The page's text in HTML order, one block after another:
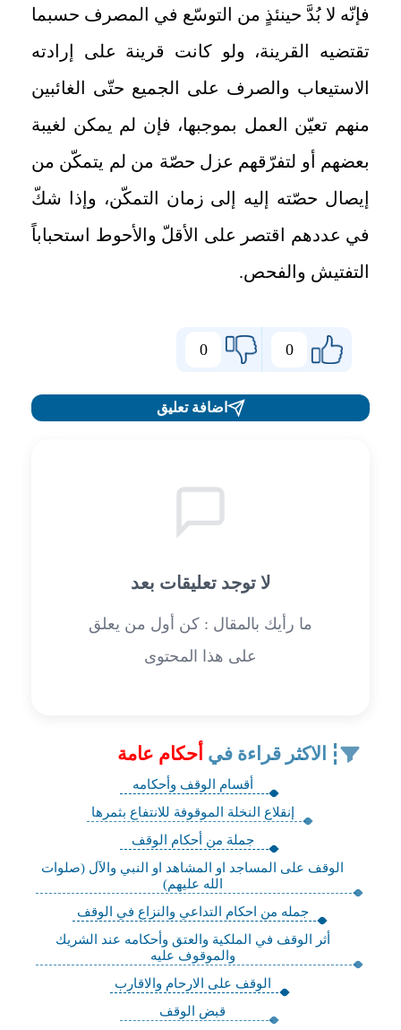
فإنّه لا بُدَّ حينئذٍ من التوسّع في المصرف حسبما
تقتضيه القرينة، ولو كانت قرينة على إرادته
الاستيعاب والصرف على الجميع حتّى الغائبين
منهم تعيّن العمل بموجبها، فإن لم يمكن لغيبة
بعضهم أو لتفرّقهم عزل حصّة من لم يتمكّن من
إيصال حصّته إليه إلى زمان التمكّن، وإذا شكّ
في عددهم اقتصر على الأقلّ والأحوط استحباباً
التفتيش والفحص.
0
0
اضافة تعليق
لا توجد تعليقات بعد
ما رأيك بالمقال : كن أول من يعلق
على هذا المحتوى
الاكثر قراءة في أحكام عامة
أقسام الوقف وأحكامه
إنقلاع النخلة الموقوفة للانتفاع بثمرها
جملة من أحكام الوقف
الوقف على المساجد او المشاهد او النبي والآل (صلوات
الله عليهم)
جمله من احكام التداعي والنزاع في الوقف
أثر الوقف في الملكية والعتق وأحكامه عند الشريك
والموقوف عليه
الوقف على الارحام والاقارب
قبض الوقف